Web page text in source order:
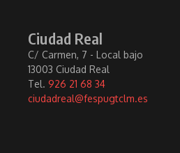
Ciudad Real
C/ Carmen, 7 - Local bajo
13003 Ciudad Real
Tel. 926 21 68 34
ciudadreal@fespugtclm.es